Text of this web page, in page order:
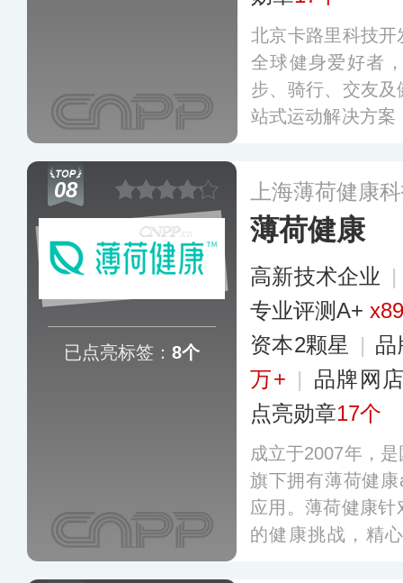
北京卡路里科技
全球健身爱好者
步、骑行、交友
站式运动解决方案
身服饰、瑜伽垫
08
已点亮标签： 8个
上海薄荷健康
薄荷健康
高新技术企业 |
专业评测A+ x89
资本2颗星
| 品
万+ | 品牌网
点亮勋章17个
成立于2007年，
旗下拥有薄荷健
应用。薄荷健康
的健康挑战，精